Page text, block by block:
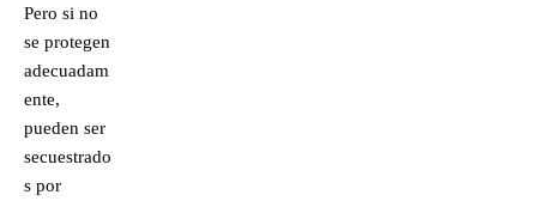
Pero si no
se protegen
adecuadam
ente,
pueden ser
secuestrado
s por